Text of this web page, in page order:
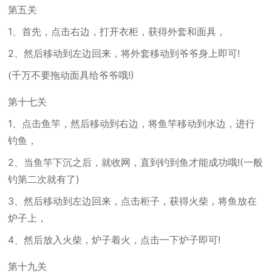
第五关
1、首先，点击右边，打开衣柜，获得外套和面具，
2、然后移动到左边回来，将外套移动到爷爷身上即可!
(千万不要拖动面具给爷爷哦!)
第十七关
1、点击鱼竿，然后移动到右边，将鱼竿移动到水边，进行
钓鱼，
2、当鱼竿下沉之后，就收网，直到钓到鱼才能成功哦!(一般
钓第二次就有了)
3、然后移动到左边回来，点击柜子，获得火柴，将鱼放在
炉子上，
4、然后放入火柴，炉子着火，点击一下炉子即可!
第十九关